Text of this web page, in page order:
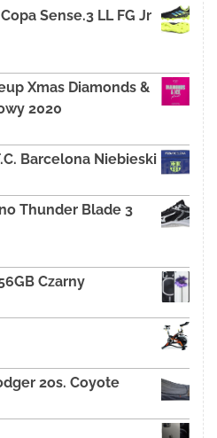
Sense.3 LL FG Jr
Xmas Diamonds &
2020
Barcelona Niebieski
Thunder Blade 3
Czarny
2os. Coyote